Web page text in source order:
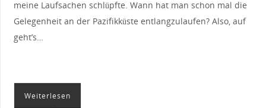
meine Laufsachen schlüpfte. Wann hat man schon mal die
Gelegenheit an der Pazifikküste entlangzulaufen? Also, auf
geht’s…
Weiterlesen